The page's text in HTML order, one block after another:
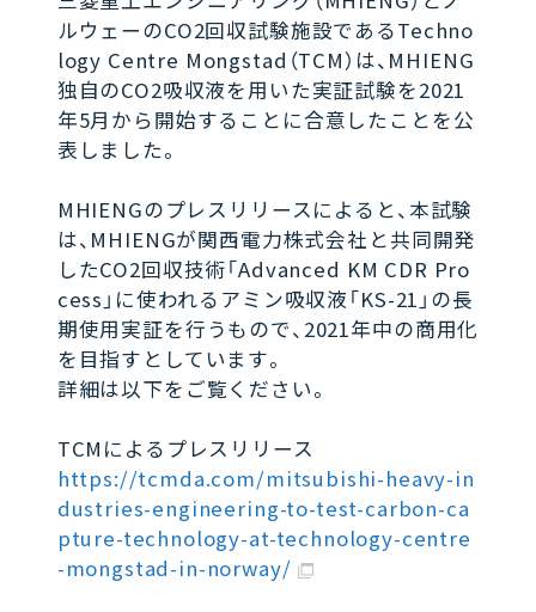
ルウェーのCO2回収試験施設であるTechno
logy Centre Mongstad（TCM）は、MHIENG
独自のCO2吸収液を用いた実証試験を2021
年5月から開始することに合意したことを公
表しました。
MHIENGのプレスリリースによると、本試験
は、MHIENGが関西電力株式会社と共同開発
したCO2回収技術「Advanced KM CDR Pro
cess」に使われるアミン吸収液「KS-21」の長
期使用実証を行うもので、2021年中の商用化
を目指すとしています。
詳細は以下をご覧ください。
TCMによるプレスリリース
https://tcmda.com/mitsubishi-heavy-in
dustries-engineering-to-test-carbon-ca
pture-technology-at-technology-centre
-mongstad-in-norway/